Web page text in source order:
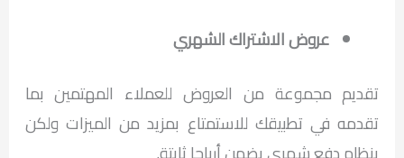
عروض الاشتراك الشهري
تقديم مجموعة من العروض للعملاء المهتمين بما
تقدمه في تطبيقك للاستمتاع بمزيد من الميزات ولكن